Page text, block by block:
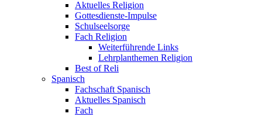
Aktuelles Religion
Gottesdienste-Impulse
Schulseelsorge
Fach Religion
Weiterführende Links
Lehrplanthemen Religion
Best of Reli
Spanisch
Fachschaft Spanisch
Aktuelles Spanisch
Fach